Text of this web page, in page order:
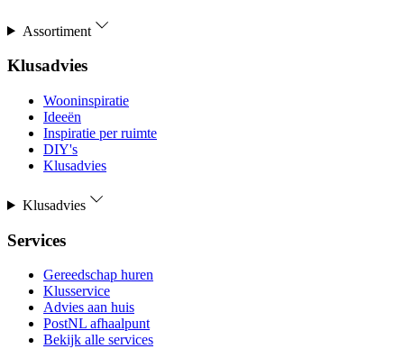
Assortiment
Klusadvies
Wooninspiratie
Ideeën
Inspiratie per ruimte
DIY's
Klusadvies
Klusadvies
Services
Gereedschap huren
Klusservice
Advies aan huis
PostNL afhaalpunt
Bekijk alle services